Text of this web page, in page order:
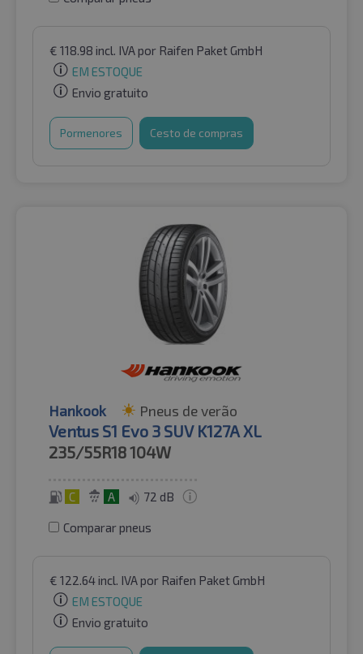
€ 118.98 incl. IVApor Raifen Paket GmbH
EM ESTOQUE
Envio gratuito
Pormenores Cesto de compras
Hankook Pneus de verão
Ventus S1 Evo 3 SUV K127A XL
235/55R18104W
C A 72 dB
Comparar pneus
€ 122.64incl. IVApor Raifen Paket GmbH
EM ESTOQUE
Envio gratuito